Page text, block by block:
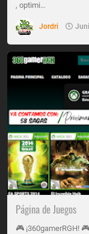
, optimi…
Jordri
Página de Juegos
🎮 ¡360gamerRGH!